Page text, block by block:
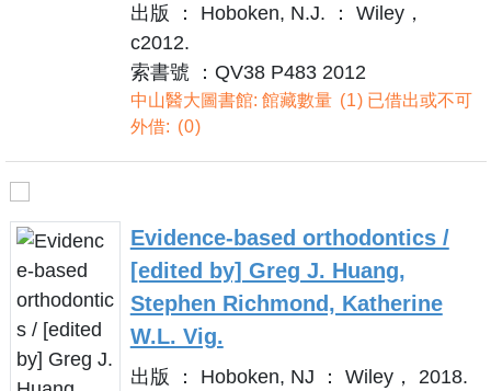
出版 ： Hoboken, N.J. ： Wiley，
c2012.
索書號 ：QV38 P483 2012
中山醫大圖書館: 館藏數量 1 已借出或不可
外借:
0
Evidence-based orthodontics /
[edited by] Greg J. Huang,
Stephen Richmond, Katherine
W.L. Vig.
出版 ： Hoboken, NJ ： Wiley， 2018.